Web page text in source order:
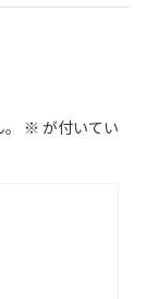
※ が付いてい